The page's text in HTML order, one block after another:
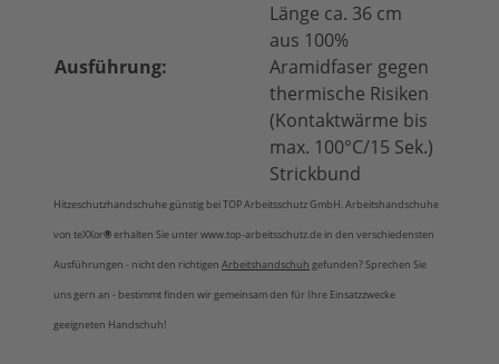
Ausführung:
Länge ca. 36 cm
aus 100%
Aramidfaser gegen
thermische Risiken
(Kontaktwärme bis
max. 100°C/15 Sek.)
Strickbund
Hitzeschutzhandschuhe günstig bei TOP Arbeitsschutz GmbH. Arbeitshandschuhe
von teXXor®erhalten Sie unter www.top-arbeitsschutz.de in den verschiedensten
Ausführungen - nicht den richtigen Arbeitshandschuh gefunden? Sprechen Sie
uns gern an - bestimmt finden wir gemeinsam den für Ihre Einsatzzwecke
geeigneten Handschuh!